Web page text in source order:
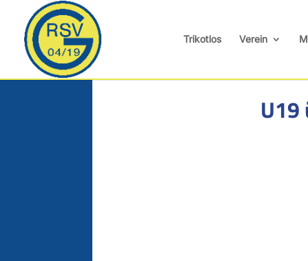
Trikotlos Verein
U19